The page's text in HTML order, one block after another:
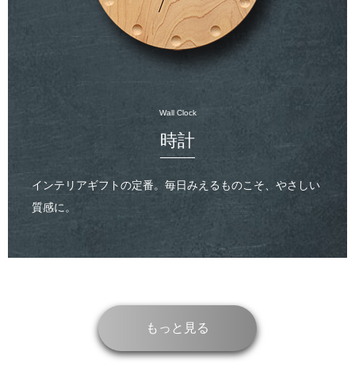
Wall Clock
時計
インテリアギフトの定番。毎日みえるものこそ、やさしい
質感に。
もっと見る